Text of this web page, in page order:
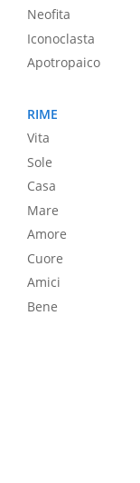
Neofita
Iconoclasta
Apotropaico
RIME
Vita
Sole
Casa
Mare
Amore
Cuore
Amici
Bene